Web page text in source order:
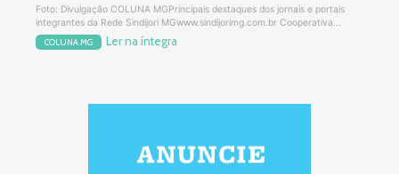
Foto: Divulgação COLUNA MGPrincipais destaques dos jornais e portais
integrantes da Rede Sindijori MGwww.sindijorimg.com.br Cooperativa...
COLUNA MG Ler na íntegra